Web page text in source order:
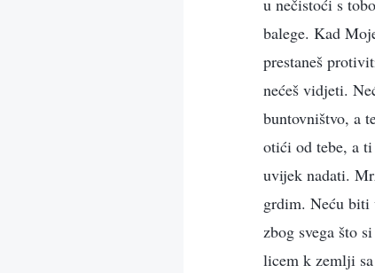
u nečistoći s
balege. Kad
prestaneš
nećeš vidjeti.
buntovništvo, a
otići od tebe, a
uvijek nadati.
grdim. Neću biti
zbog svega što
licem k zemlji